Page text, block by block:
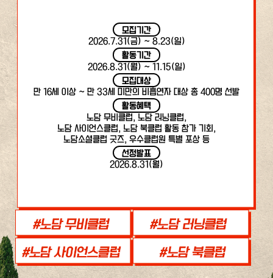
모집기간
2026.7.31(금) ~ 8.23(일)
활동기간
2026.8.31(월) ~ 11.15(일)
모집대상
만 16세 이상 ~ 만 33세 미만의 비흡연자 대상 총 400명 선발
활동혜택
노담 무비클럽, 노담 러닝클럽,
노담 사이언스클럽, 노담 북클럽 활동 참가 기회,
노담소셜클럽 굿즈, 우수클럽원 특별 포상 등
선정발표
2026.8.31(월)